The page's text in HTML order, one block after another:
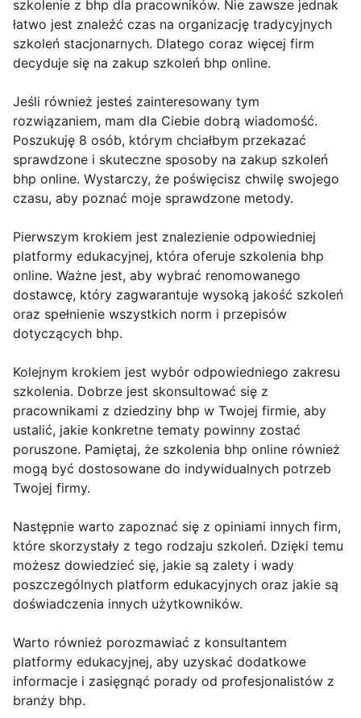
szkolenie z bhp dla pracowników. Nie zawsze jednak
łatwo jest znaleźć czas na organizację tradycyjnych
szkoleń stacjonarnych. Dlatego coraz więcej firm
decyduje się na zakup szkoleń bhp online.
Jeśli również jesteś zainteresowany tym
rozwiązaniem, mam dla Ciebie dobrą wiadomość.
Poszukuję 8 osób, którym chciałbym przekazać
sprawdzone i skuteczne sposoby na zakup szkoleń
bhp online. Wystarczy, że poświęcisz chwilę swojego
czasu, aby poznać moje sprawdzone metody.
Pierwszym krokiem jest znalezienie odpowiedniej
platformy edukacyjnej, która oferuje szkolenia bhp
online. Ważne jest, aby wybrać renomowanego
dostawcę, który zagwarantuje wysoką jakość szkoleń
oraz spełnienie wszystkich norm i przepisów
dotyczących bhp.
Kolejnym krokiem jest wybór odpowiedniego zakresu
szkolenia. Dobrze jest skonsultować się z
pracownikami z dziedziny bhp w Twojej firmie, aby
ustalić, jakie konkretne tematy powinny zostać
poruszone. Pamiętaj, że szkolenia bhp online również
mogą być dostosowane do indywidualnych potrzeb
Twojej firmy.
Następnie warto zapoznać się z opiniami innych firm,
które skorzystały z tego rodzaju szkoleń. Dzięki temu
możesz dowiedzieć się, jakie są zalety i wady
poszczególnych platform edukacyjnych oraz jakie są
doświadczenia innych użytkowników.
Warto również porozmawiać z konsultantem
platformy edukacyjnej, aby uzyskać dodatkowe
informacje i zasięgnąć porady od profesjonalistów z
branży bhp.